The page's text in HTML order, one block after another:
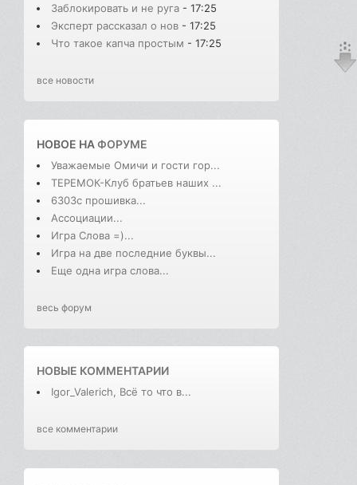
Заблокировать и не руга - 17:25
Эксперт рассказал о нов - 17:25
Что такое капча простым - 17:25
все новости
НОВОЕ НАФОРУМЕ
Уважаемые Омичи и гости гор...
ТЕРЕМОК-Клуб братьев наших ...
6303с прошивка...
Ассоциации...
Игра Слова =)...
Игра на две последние буквы...
Еще одна игра слова...
весь форум
НОВЫЕ КОММЕНТАРИИ
Igor_Valerich, Всё то что в...
все комментарии